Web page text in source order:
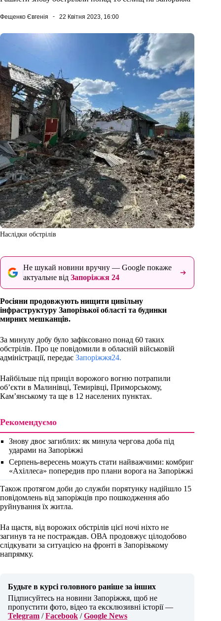
Фещенко Євгенія 22 Квітня 2023, 16:00
Наслідки обстрілів
Не шукай новини вручну — Google покаже
актуальне від Запоріжжя 24
Росіяни продовжують нищити цивільну
інфраструктуру Запорізької області та будинки
мирних мешканців.
За минулу добу було зафіксовано понад 60 таких
обстрілів. Про це повідомили в обласній військовій
адміністрації, передає Запоріжжя24.
Найбільше під приціл ворожого вогню потрапили
об’єкти в Малинівці, Темирівці, Приморському,
Кам’янському та ще в 12 населених пунктах.
Рекомендуємо
Знову двоє загиблих: як минула чергова доба під
ударами на Запоріжжі
Серпень-вересень можуть стати найважчими: комбриг
«Ахіллеса» попередив про плани ворога на Запоріжжі
Також протягом доби до служби порятунку надійшло 15
повідомлень від запоріжців про пошкодження або
руйнування їх житла.
На щастя, від ворожих обстрілів цієї ночі ніхто не
загинув та не постраждав. ОВА продовжує цілодобово
слідкувати за ситуацією на фронті в Запорізькому
напрямку.
Будьте в курсі головного раніше за інших
Підписуйтесь на новини Запоріжжя, щоб не
пропустити фото, відео та ексклюзивні історії —
Telegram /Facebook /Google News